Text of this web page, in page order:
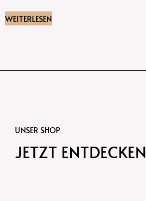
WEITERLESEN
UNSER SHOP
JETZT ENTDECKEN